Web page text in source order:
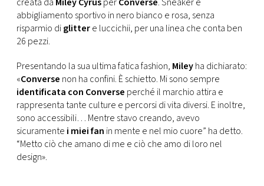
CONSIGLIA
abbigliamento sportivo in nero bianco e rosa, senza
risparmio diglittere luccichii, per una linea che conta ben
26 pezzi.
Presentando la sua ultima fatica fashion, Mileyha dichiarato:
«Converse non ha confini. È schietto. Mi sono sempre
identificata con Converse perché il marchio attira e
rappresenta tante culture e percorsi di vita diversi. E inoltre,
sono accessibili… Mentre stavo creando, avevo
sicuramente i miei fan in mente e nel mio cuore” ha detto.
“Metto ciò che amano di me e ciò che amo di loro nel
design».